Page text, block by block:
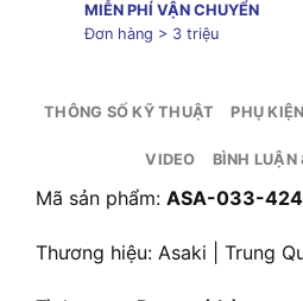
MIỄN PHÍ VẬN CHUYỂN
Đơn hàng > 3 triệu
THÔNG SỐ KỸ THUẬT PHỤ
VIDEO BÌNH
Mã sản phẩm: ASA-033-424
Thương hiệu: Asaki | Trung